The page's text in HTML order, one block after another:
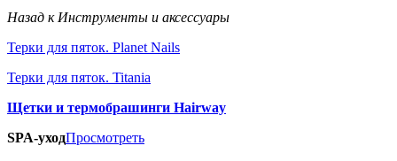
Назад к Инструменты и аксессуары
Терки для пяток. Planet Nails
Терки для пяток. Titania
Щетки и термобрашинги Hairway
SPA-уходПросмотреть